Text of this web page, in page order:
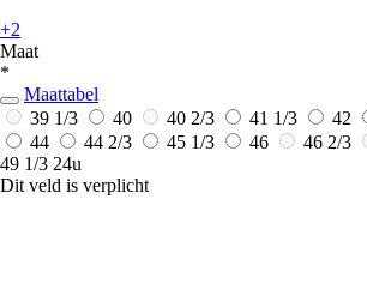
+2
Maat
*
Maattabel
39 1/3
40 40 2/3 41 1/3 42
44
44 2/3 45 1/3 46 46 2/3
49 1/3 24u
Dit veld is verplicht